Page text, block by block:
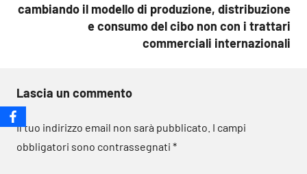
cambiando il modello di produzione, distribuzione
e consumo del cibo non con i trattari
commerciali internazionali
Lascia un commento
Il tuo indirizzo email non sarà pubblicato. I campi
obbligatori sono contrassegnati *